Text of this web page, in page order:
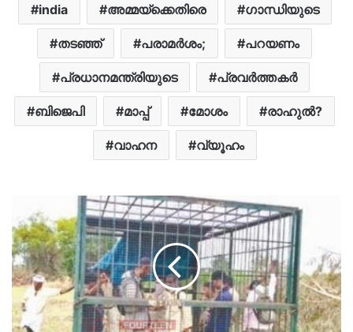
india അമ്മയ്ക്കെതിരെ ഗാന്ധിയുടെ
തടഞ്ഞ് പരാമർശം; പറയണം
പ്രധാനമന്ത്രിയുടെ പ്രവർത്തകർ
ബിജെപി മാപ്പ് മോശം രാഹുൽ?
വാഹന വ്യൂഹം